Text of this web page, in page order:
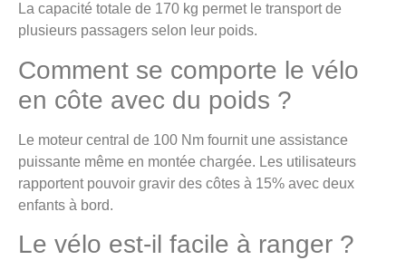
La capacité totale de 170 kg permet le transport de
plusieurs passagers selon leur poids.
Comment se comporte le vélo
en côte avec du poids ?
Le moteur central de 100 Nm fournit une assistance
puissante même en montée chargée. Les utilisateurs
rapportent pouvoir gravir des côtes à 15% avec deux
enfants à bord.
Le vélo est-il facile à ranger ?